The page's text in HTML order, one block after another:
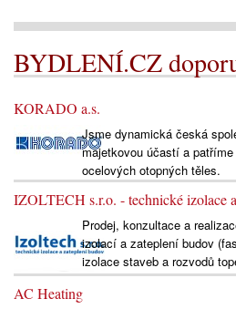
BYDLENÍ.CZ
KORADO a.s.
Jsme dynamická česká
majetkovou účastí a
ocelových otopných těles.
IZOLTECH s.r.o. - technické izolace
Prodej, konzultace a
izolací a zateplení budov
izolace staveb a rozvodů
AC Heating